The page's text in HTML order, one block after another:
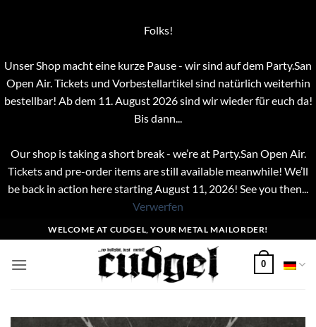
Folks!
Unser Shop macht eine kurze Pause - wir sind auf dem Party.San
Open Air. Tickets und Vorbestellartikel sind natürlich weiterhin
bestellbar! Ab dem 11. August 2026 sind wir wieder für euch da!
Bis dann...
Our shop is taking a short break - we’re at Party.San Open Air.
Tickets and pre-order items are still available meanwhile! We’ll
be back in action here starting August 11, 2026! See you then...
Verwerfen
Inhalt
springen
WELCOME AT CUDGEL, YOUR METAL MAILORDER!
0